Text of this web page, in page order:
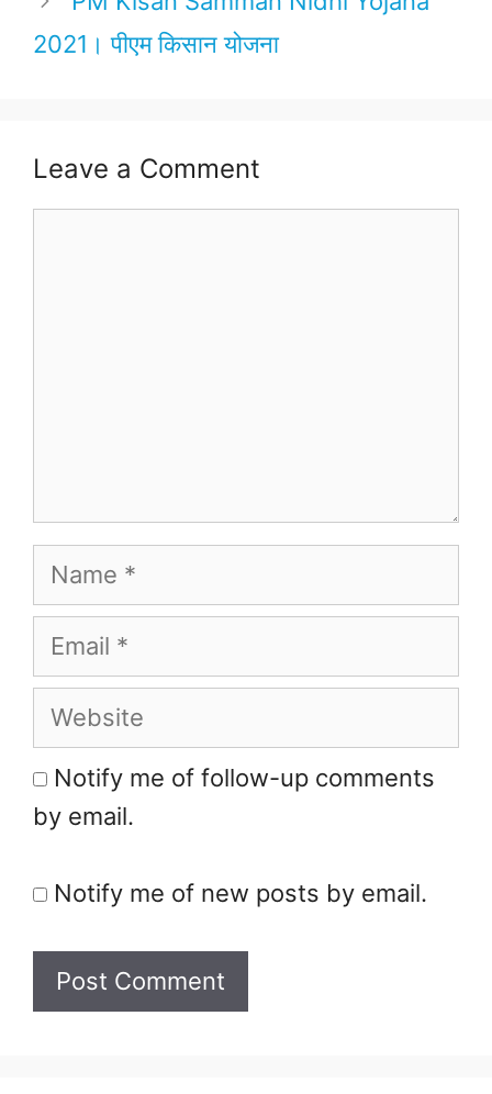
2021। पीएम किसान योजना
Leave a Comment
Name
Email
Website
Notify me of follow-up comments
by email.
Notify me of new posts by email.